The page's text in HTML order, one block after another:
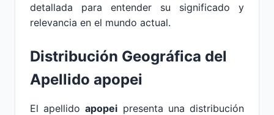
detallada para entender su significado y
relevancia en el mundo actual.
Distribución Geográfica del
Apellido apopei
El apellidoapopei presenta una distribución